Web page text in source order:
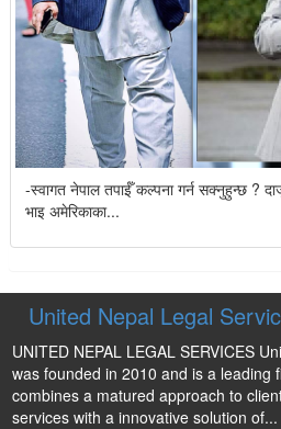
-स्वागत नेपाल तपाईँ कल्पना गर्न सक्नुहुन्छ ?
भाइ अमेरिकाका...
United Nepal Legal
UNITED NEPAL LEGAL SERVICES
was founded in 2010 and is a leading
combines a matured approach to
services with a innovative solution of...